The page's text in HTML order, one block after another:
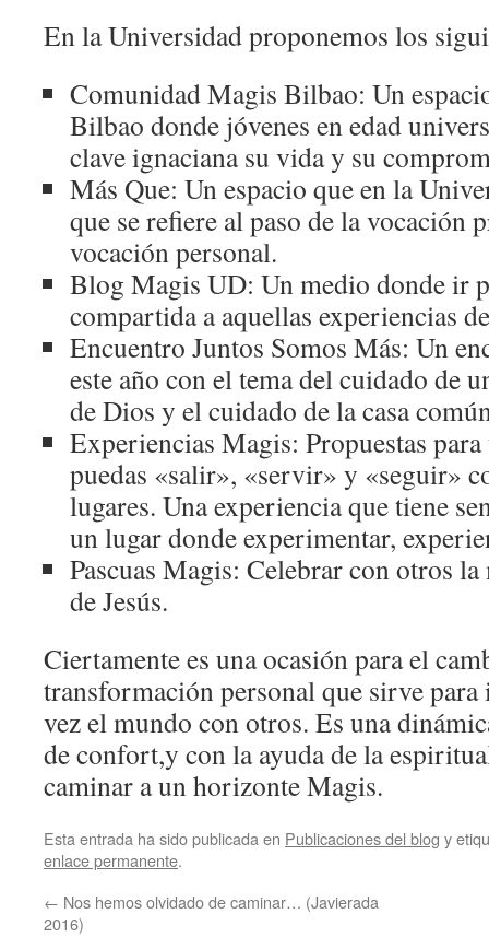
En la Universidad proponemos los
Comunidad Magis Bilbao: Un
Bilbao donde jóvenes en edad
clave ignaciana su vida y su
Más Que: Un espacio que en la
que se refiere al paso de la vocación
vocación personal.
Blog Magis UD: Un medio donde ir
compartida a aquellas experiencias
Encuentro Juntos Somos Más: Un
este año con el tema del cuidado de
de Dios y el cuidado de la casa
Experiencias Magis: Propuestas
puedas «salir», «servir» y «seguir»
lugares. Una experiencia que tiene
un lugar donde experimentar,
Pascuas Magis: Celebrar con otros
de Jesús.
Ciertamente es una ocasión para el
transformación personal que sirve
vez el mundo con otros. Es una
de confort,y con la ayuda de la
caminar a un horizonte Magis.
Esta entrada ha sido publicada en Publicaciones del blog y
enlace permanente.
← Nos hemos olvidado de caminar… (Javierada
2016)